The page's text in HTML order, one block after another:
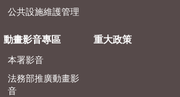
公共設施維護管理
動畫影音專區
本署影音
法務部推廣動畫影
音
重大政策